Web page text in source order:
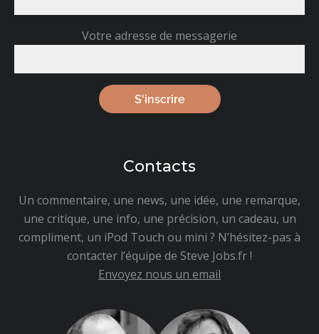
Votre adresse de messagerie
Contacts
Un commentaire, une news, une idée, une remarque,
une critique, une info, une précision, un cadeau, un
compliment, un iPod Touch ou mini ? N’hésitez-pas à
contacter l’équipe de Steve Jobs.fr !
Envoyez nous un email